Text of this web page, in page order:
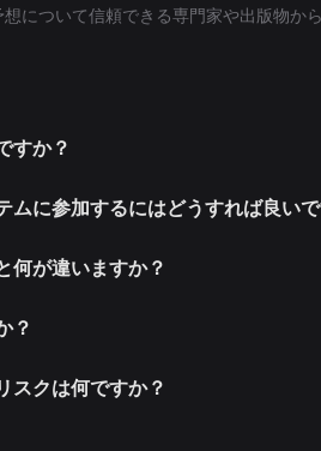
について信頼できる専門家や出版物か
すか？
ムに参加するにはどうすれば良い
何が違いますか？
？
スクは何ですか？